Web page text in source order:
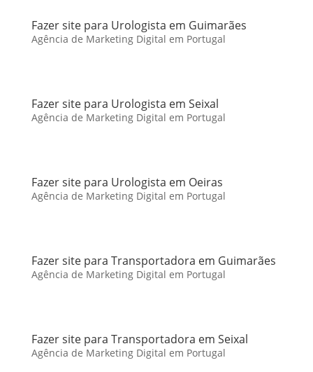
Fazer site para Urologista em Guimarães
Agência de Marketing Digital em Portugal
Fazer site para Urologista em Seixal
Agência de Marketing Digital em Portugal
Fazer site para Urologista em Oeiras
Agência de Marketing Digital em Portugal
Fazer site para Transportadora em Guimarães
Agência de Marketing Digital em Portugal
Fazer site para Transportadora em Seixal
Agência de Marketing Digital em Portugal